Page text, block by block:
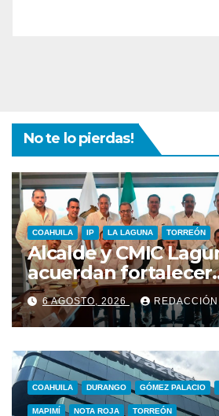
No te lo pierdas!
COAHUILA IP LA LAGUNA TORREÓN
Alcalde y CMIC
acuerdan fortalecer
coordinación para
obra pública en
6 AGOSTO, 2026 REDACCIÓN
COAHUILA DURANGO GÓMEZ PALACIO
MAPIMÍ NOTA ROJA TORREÓN